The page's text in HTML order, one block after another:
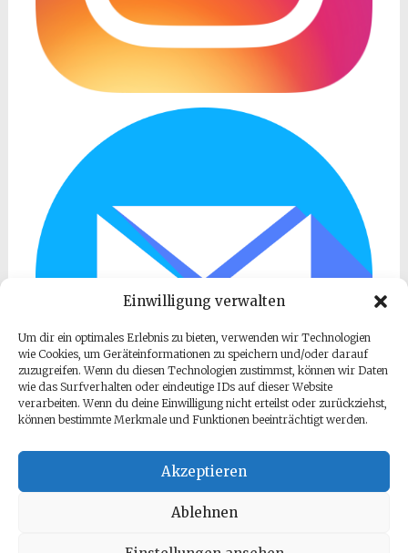
Einwilligung verwalten
Um dir ein optimales Erlebnis zu bieten, verwenden wir Technologien
wie Cookies, um Geräteinformationen zu speichern und/oder darauf
zuzugreifen. Wenn du diesen Technologien zustimmst, können wir Daten
wie das Surfverhalten oder eindeutige IDs auf dieser Website
verarbeiten. Wenn du deine Einwilligung nicht erteilst oder zurückziehst,
können bestimmte Merkmale und Funktionen beeinträchtigt werden.
Akzeptieren
Ablehnen